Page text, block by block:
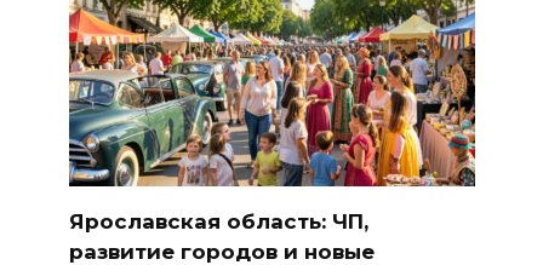
Ярославская область: ЧП,
развитие городов и новые